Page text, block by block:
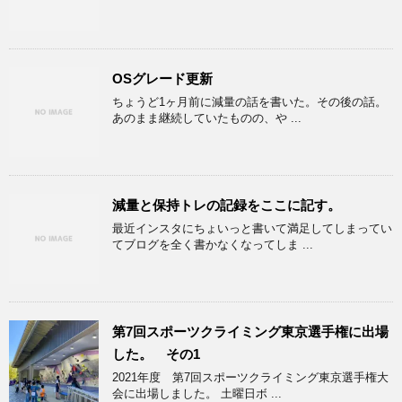
OSグレード更新
ちょうど1ヶ月前に減量の話を書いた。その後の話。
あのまま継続していたものの、や ...
減量と保持トレの記録をここに記す。
最近インスタにちょいっと書いて満足してしまってい
てブログを全く書かなくなってしま ...
第7回スポーツクライミング東京選手権に出場
した。 その1
2021年度 第7回スポーツクライミング東京選手権大
会に出場しました。 土曜日ボ ...